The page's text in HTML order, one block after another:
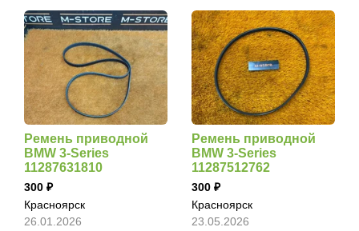
Ремень приводной
BMW 3-Series
11287631810
300
Красноярск
26.01.2026
Ремень приводной
BMW 3-Series
11287512762
300
Красноярск
23.05.2026